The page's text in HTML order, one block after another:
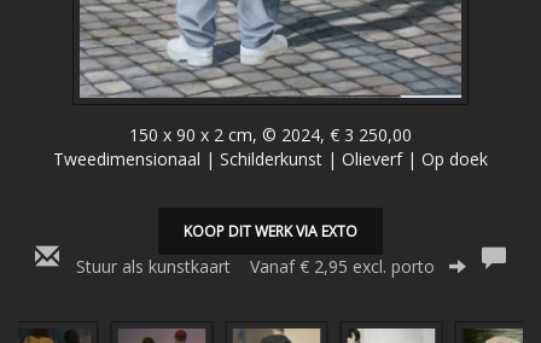
150 x 90 x 2 cm, © 2024, € 3 250,00
Tweedimensionaal | Schilderkunst | Olieverf | Op doek
KOOP DIT WERK VIA EXTO
Stuur als kunstkaart Vanaf € 2,95 excl. porto